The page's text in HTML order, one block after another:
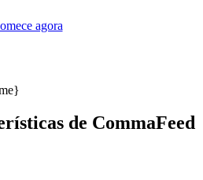
agora
de CommaFeed